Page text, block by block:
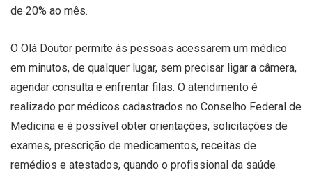
de 20% ao mês.
O Olá Doutor permite às pessoas acessarem um médico
em minutos, de qualquer lugar, sem precisar ligar a câmera,
agendar consulta e enfrentar filas. O atendimento é
realizado por médicos cadastrados no Conselho Federal de
Medicina e é possível obter orientações, solicitações de
exames, prescrição de medicamentos, receitas de
remédios e atestados, quando o profissional da saúde